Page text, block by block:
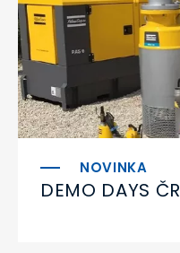
DEMO DAYS ČR